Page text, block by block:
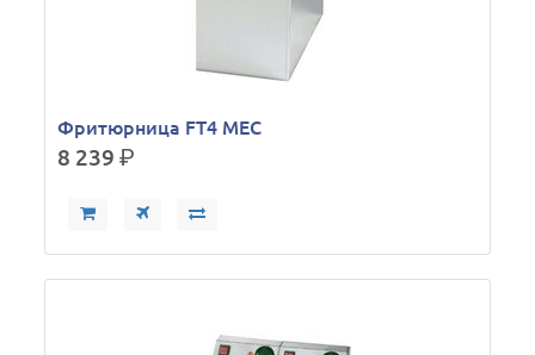
Фритюрница FT4 MEC
8 239р.